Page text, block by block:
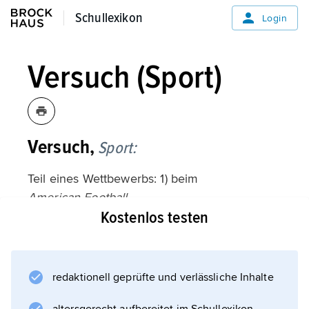
Schullexikon
Schullexikon Login
Versuch (Sport)
Versuch, Sport:
Teil eines Wettbewerbs: 1) beim
American Football
das Bemühen der angreifenden Mannschaft,
wechselt das Angriffsrecht. 2)
Kostenlos testen
redaktionell geprüfte und verlässliche Inhalte